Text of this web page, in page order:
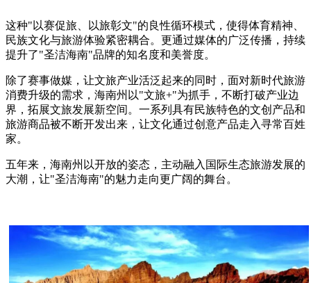
这种"以赛促旅、以旅彰文"的良性循环模式，使得体育精神、
民族文化与旅游体验紧密耦合。更通过媒体的广泛传播，持续
提升了"圣洁海南"品牌的知名度和美誉度。
除了赛事做媒，让文旅产业活泛起来的同时，面对新时代旅游
消费升级的需求，海南州以"文旅+"为抓手，不断打破产业边
界，拓展文旅发展新空间。一系列具有民族特色的文创产品和
旅游商品被不断开发出来，让文化通过创意产品走入寻常百姓
家。
五年来，海南州以开放的姿态，主动融入国际生态旅游发展的
大潮，让"圣洁海南"的魅力走向更广阔的舞台。